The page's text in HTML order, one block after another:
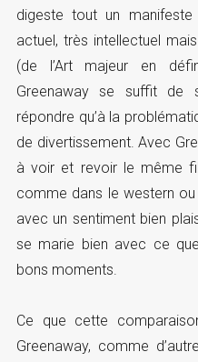
digeste tout un
actuel, très intellectuel
(de l’Art majeur en
Greenaway se suffit de
répondre qu’à la
de divertissement. Avec
à voir et revoir le même
comme dans le western
avec un sentiment bien
se marie bien avec ce
bons moments.
Ce que cette
Greenaway, comme